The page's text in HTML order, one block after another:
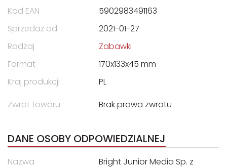
Kod EAN
5902983491163
Sprzedaż od
2021-01-27
Rodzaj
Zabawki
Format
170x133x45 mm
Kraj produkcji
PL
Zwrot towaru
Brak prawa zwrotu
DANE OSOBY ODPOWIEDZIALNEJ
Nazwa
Bright Junior Media Sp. z